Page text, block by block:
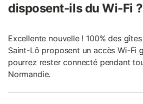
disposent-ils du Wi-Fi ?
Excellente nouvelle ! 100% des
Saint-Lô proposent un accès Wi-Fi
pourrez rester connecté pendant
Normandie.